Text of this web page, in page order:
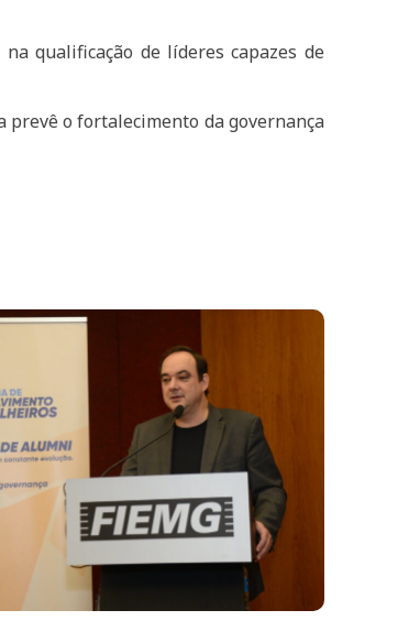
qualificação de líderes capazes de
prevê o fortalecimento da governança